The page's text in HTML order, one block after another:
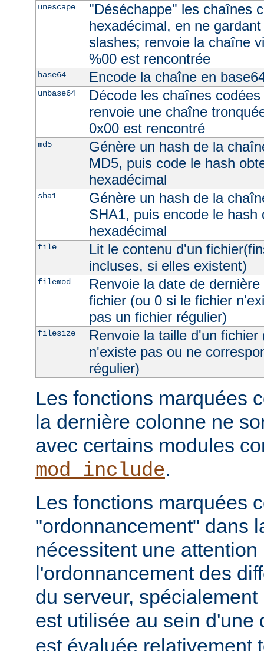
unescape
"Déséchappe" les chaînes
hexadécimal, en ne
slashes; renvoie la chaîne
%00 est rencontrée
base64 Encode la chaîne en
unbase64
Décode les chaînes
renvoie une chaîne
0x00 est rencontré
md5
Génère un hash de la
MD5, puis code le hash
hexadécimal
sha1
Génère un hash de la
SHA1, puis encode le hash
hexadécimal
file
Lit le contenu d'un
incluses, si elles existent)
filemod
Renvoie la date de
fichier (ou 0 si le fichier
pas un fichier régulier)
filesize
Renvoie la taille d'un
n'existe pas ou ne
régulier)
Les fonctions marquées
la dernière colonne ne
avec certains modules
mod_include.
Les fonctions marquées
"ordonnancement" dans
nécessitent une
l'ordonnancement des
du serveur,
est utilisée au sein d'une
est évaluée relativement